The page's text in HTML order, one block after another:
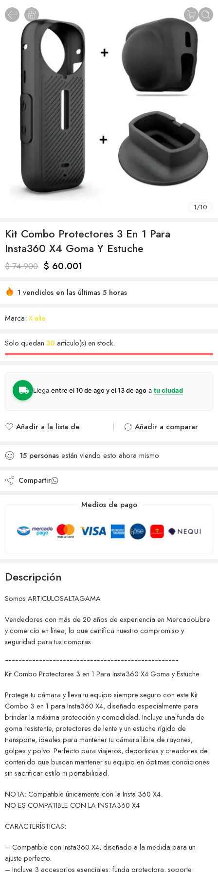
1/10
Kit Combo Protectores 3 En 1 Para
Insta360 X4 Goma Y Estuche
$74.900 $ 60.001
1 vendidos en las últimas 5 horas
Marca: X-alta
Solo quedan 30 artículo(s) en stock.
Llega entre el 10 de ago y el 13 de ago a tu ciudad
Añadir a la lista de
Añadido a la lista de
deseos
Añadir a comparar
15 personas están viendo esto ahora mismo
Compartir
Medios de pago
Descripción
Somos ARTICULOSALTAGAMA
Vendedores con más de 20 años de experiencia en MercadoLibre
y comercio en línea, lo que certifica nuestro compromiso y
seguridad para tus compras.
¯¯¯¯¯¯¯¯¯¯¯¯¯¯¯¯¯¯¯¯¯¯¯¯¯¯¯¯¯¯¯¯¯¯¯¯¯¯¯¯¯¯¯¯¯¯¯¯¯¯¯
Kit Combo Protectores 3 en 1 Para Insta360 X4 Goma y Estuche
Protege tu cámara y lleva tu equipo siempre seguro con este Kit
Combo 3 en 1 para Insta360 X4, diseñado especialmente para
brindar la máxima protección y comodidad. Incluye una funda de
goma resistente, protectores de lente y un estuche rígido de
transporte, ideales para mantener tu cámara libre de rayones,
golpes y polvo. Perfecto para viajeros, deportistas y creadores de
contenido que buscan mantener su equipo en óptimas condiciones
sin sacrificar estilo ni portabilidad.
NOTA: Compatible únicamente con la Insta 360 X4.
NO ES COMPATIBLE CON LA INSTA360 X4
CARACTERÍSTICAS:
– Compatible con Insta360 X4, diseñado a la medida para un
ajuste perfecto.
– Incluye 3 accesorios esenciales: funda protectora, soporte